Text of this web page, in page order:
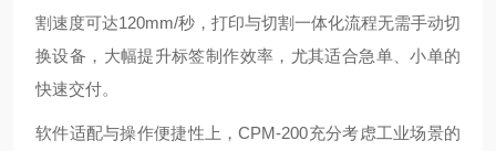
割速度可达120mm/秒，打印与切割一体化流程无需手动切
换设备，大幅提升标签制作效率，尤其适合急单、小单的
快速交付。
软件适配与操作便捷性上，CPM-200充分考虑工业场景的